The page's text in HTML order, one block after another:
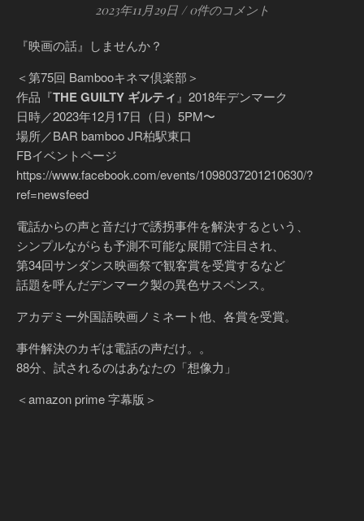
2023年11月29日 / 0件のコメント
『映画の話』しませんか？
＜第75回 Bambooキネマ倶楽部＞
作品『THE GUILTY ギルティ 』2018年デンマーク
日時／2023年12月17日（日）5PM〜
場所／BAR bamboo JR柏駅東口
FBイベントページ
https://www.facebook.com/events/1098037201210630/?
ref=newsfeed
電話からの声と音だけで誘拐事件を解決するという、
シンプルながらも予測不可能な展開で注目され、
第34回サンダンス映画祭で観客賞を受賞するなど
話題を呼んだデンマーク製の異色サスペンス。
アカデミー外国語映画ノミネート他、各賞を受賞。
事件解決のカギは電話の声だけ。。
88分、試されるのはあなたの「想像力」
＜amazon prime 字幕版＞